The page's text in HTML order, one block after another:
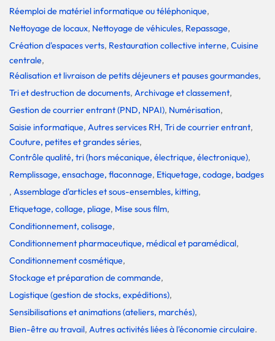
Réemploi de matériel informatique ou téléphonique,
Nettoyage de locaux, Nettoyage de véhicules, Repassage,
Création d'espaces verts, Restauration collective interne, Cuisine
centrale,
Réalisation et livraison de petits déjeuners et pauses gourmandes,
Tri et destruction de documents, Archivage et classement,
Gestion de courrier entrant (PND, NPAI), Numérisation,
Saisie informatique, Autres services RH, Tri de courrier entrant,
Couture, petites et grandes séries,
Contrôle qualité, tri (hors mécanique, électrique, électronique),
Remplissage, ensachage, flaconnage, Etiquetage, codage, badges
, Assemblage d'articles et sous-ensembles, kitting,
Etiquetage, collage, pliage, Mise sous film,
Conditionnement, colisage,
Conditionnement pharmaceutique, médical et paramédical,
Conditionnement cosmétique,
Stockage et préparation de commande,
Logistique (gestion de stocks, expéditions),
Sensibilisations et animations (ateliers, marchés),
Bien-être au travail, Autres activités liées à l'économie circulaire.